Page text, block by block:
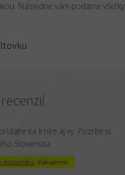
Následne vám podáme všetky
sa k ním aj vy. Pozrite si
Slovenska.
dotazníku, ďakujeme.